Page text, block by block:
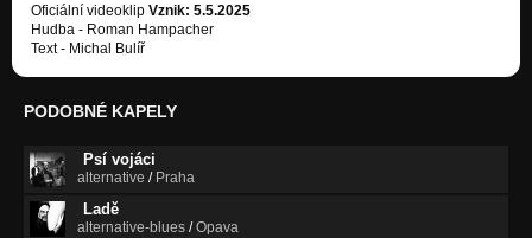
Lodě s kořením (Črty 2024)
Črty
Vířena (Stromen 2023)
Stromen
Živen (Stromen 2023)
Stromen
Oficiální videoklip Vznik: 5.5.2025
Hudba - Roman Hampacher
Text - Michal Bulíř
PODOBNÉ KAPELY
Psí vojáci
alternative / Praha
Ladě
alternative-blues /Opava